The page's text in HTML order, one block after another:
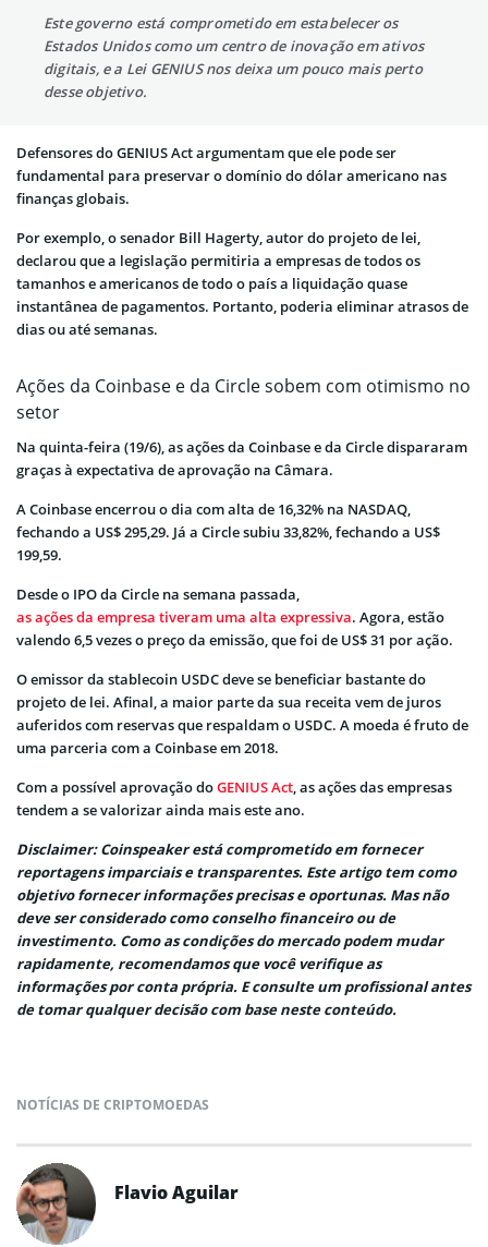
Este governo está comprometido em estabelecer os
Estados Unidos como um centro de inovação em ativos
digitais, e a Lei GENIUS nos deixa um pouco mais perto
desse objetivo.
Defensores do GENIUS Act argumentam que ele pode ser
fundamental para preservar o domínio do dólar americano nas
finanças globais.
Por exemplo, o senador Bill Hagerty, autor do projeto de lei,
declarou que a legislação permitiria a empresas de todos os
tamanhos e americanos de todo o país a liquidação quase
instantânea de pagamentos. Portanto, poderia eliminar atrasos de
dias ou até semanas.
Ações da Coinbase e da Circle sobem com otimismo no
setor
Na quinta-feira (19/6), as ações da Coinbase e da Circle dispararam
graças à expectativa de aprovação na Câmara.
A Coinbase encerrou o dia com alta de 16,32% na NASDAQ,
fechando a US$ 295,29. Já a Circle subiu 33,82%, fechando a US$
199,59.
Desde o IPO da Circle na semana passada,
as ações da empresa tiveram uma alta expressiva. Agora, estão
valendo 6,5 ​​vezes o preço da emissão, que foi de US$ 31 por ação.
O emissor da stablecoin USDC deve se beneficiar bastante do
projeto de lei. Afinal, a maior parte da sua receita vem de juros
auferidos com reservas que respaldam o USDC. A moeda é fruto de
uma parceria com a Coinbase em 2018.
Com a possível aprovação doGENIUS Act, as ações das empresas
tendem a se valorizar ainda mais este ano.
Disclaimer: Coinspeaker está comprometido em fornecer
reportagens imparciais e transparentes. Este artigo tem como
objetivo fornecer informações precisas e oportunas. Mas não
deve ser considerado como conselho financeiro ou de
investimento. Como as condições do mercado podem mudar
rapidamente, recomendamos que você verifique as
informações por conta própria. E consulte um profissional antes
de tomar qualquer decisão com base neste conteúdo.
NOTÍCIAS DE CRIPTOMOEDAS
Flavio Aguilar